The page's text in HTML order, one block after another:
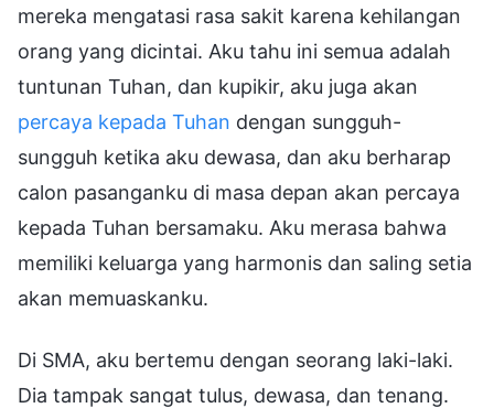
mereka mengatasi rasa sakit karena kehilangan
orang yang dicintai. Aku tahu ini semua adalah
tuntunan Tuhan, dan kupikir, aku juga akan
percaya kepada Tuhan dengan sungguh-
sungguh ketika aku dewasa, dan aku berharap
calon pasanganku di masa depan akan percaya
kepada Tuhan bersamaku. Aku merasa bahwa
memiliki keluarga yang harmonis dan saling setia
akan memuaskanku.
Di SMA, aku bertemu dengan seorang laki-laki.
Dia tampak sangat tulus, dewasa, dan tenang.